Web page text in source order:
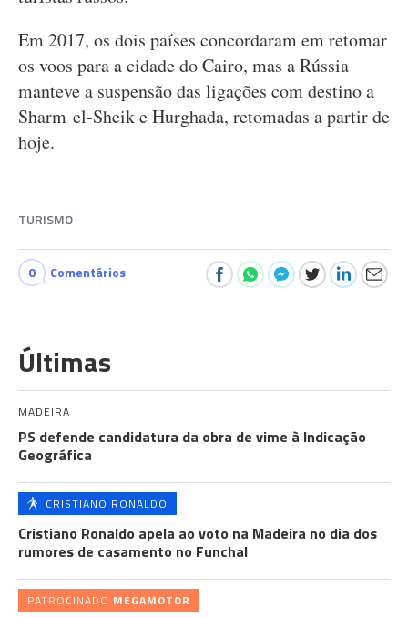
Em 2017, os dois países concordaram em retomar
os voos para a cidade do Cairo, mas a Rússia
manteve a suspensão das ligações com destino a
Sharm el-Sheik e Hurghada, retomadas a partir de
hoje.
TURISMO
0 Comentários
Últimas
MADEIRA
PS defende candidatura da obra de vime à Indicação
Geográfica
CRISTIANO RONALDO
Cristiano Ronaldo apela ao voto na Madeira no dia dos
rumores de casamento no Funchal
PATROCINADO MEGAMOTOR